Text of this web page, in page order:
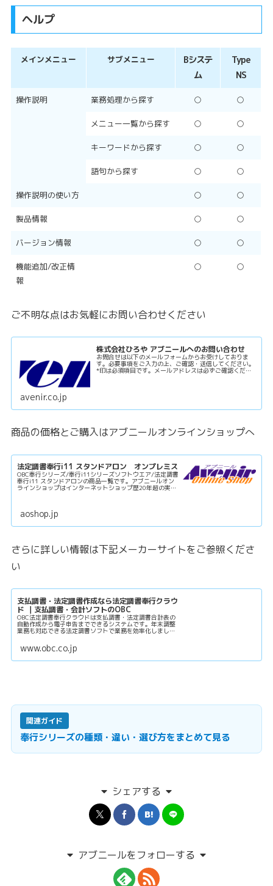
ヘルプ
メインメニュー サブメニュー
Bシステ
ム
Type
NS
操作説明 業務処理から探す ○ ○
メニュー一覧から探す ○ ○
キーワードから探す ○ ○
語句から探す ○ ○
操作説明の使い方 ○ ○
製品情報 ○ ○
バージョン情報 ○ ○
機能追加/改正情
報
○ ○
ご不明な点はお気軽にお問い合わせください
株式会社ひろや アブニールへのお問い合わせ
お問合せは以下のメールフォームからお受けしておりま
す。必要事項をご入力の上、ご確認・送信してください。
*印は必須項目です。メールアドレスは必ずご確認くださ
avenir.co.jp
商品の価格とご購入はアブニールオンラインショップへ
法定調書奉行i11 スタンドアロン オンプレミス
OBC奉行シリーズ/奉行i11シリーズソフトウエア/法定調書
奉行i11 スタンドアロンの商品一覧です。アブニールオン
ラインショップはインターネットショップ歴20年超の実績
aoshop.jp
さらに詳しい情報は下記メーカーサイトをご参照くださ
い
支払調書・法定調書作成なら法定調書奉行クラウ
ド ｜支払調書・会計ソフトのOBC
OBC法定調書奉行クラウドは支払調書・法定調書合計表の
自動作成から電子申告までできるシステムです。年末調整
業務も対応できる法定調書ソフトで業務を効率化しましょ
www.obc.co.jp
関連ガイド
奉行シリーズの種類・違い・選び方をまとめて見る
シェアする
アブニールをフォローする